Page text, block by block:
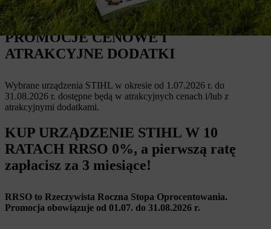
PROMOCJE CENOWE I
ATRAKCYJNE DODATKI
Wybrane urządzenia STIHL w okresie od 1.07.2026 r. do
31.08.2026 r. dostępne będą w atrakcyjnych cenach i/lub z
atrakcyjnymi dodatkami.
KUP URZĄDZENIE STIHL W 10
RATACH RRSO 0%, a pierwszą ratę
zapłacisz za 3 miesiące!
RRSO to Rzeczywista Roczna Stopa Oprocentowania.
Promocja obowiązuje od 01.07. do 31.08.2026 r.